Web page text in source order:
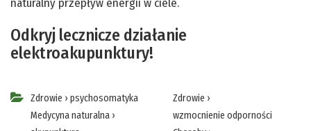
naturalny przepływ energii w ciele.
Odkryj lecznicze działanie
elektroakupunktury!
Zdrowie › psychosomatyka
Medycyna naturalna ›
Zdrowie ›
wzmocnienie odporności